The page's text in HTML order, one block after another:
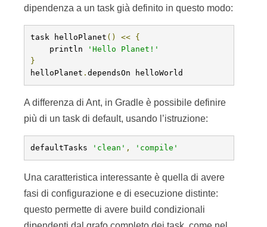
dipendenza a un task già definito in questo modo:
task helloPlanet () << {
println
'Hello Planet!'
}
helloPlanet . dependsOn helloWorld
A differenza di Ant, in Gradle è possibile definire
più di un task di default, usando l’istruzione:
defaultTasks 'clean' , 'compile'
Una caratteristica interessante è quella di avere
fasi di configurazione e di esecuzione distinte:
questo permette di avere build condizionali